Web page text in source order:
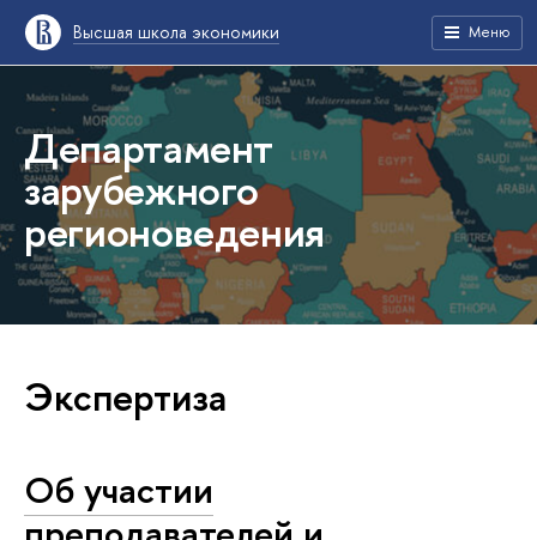
Высшая школа экономики Меню
Департамент
зарубежного
регионоведения
Экспертиза
Об участии